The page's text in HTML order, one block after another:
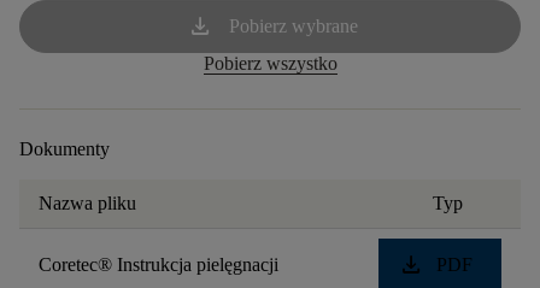
download
Pobierz wybrane
Pobierz wszystko
Dokumenty
Nazwa pliku Typ
Coretec® Instrukcja pielęgnacji download PDF